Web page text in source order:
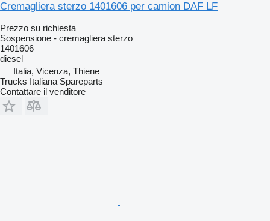
Cremagliera sterzo 1401606 per camion DAF LF
Prezzo su richiesta
Sospensione - cremagliera sterzo
1401606
diesel
Italia, Vicenza, Thiene
Trucks Italiana Spareparts
Contattare il venditore